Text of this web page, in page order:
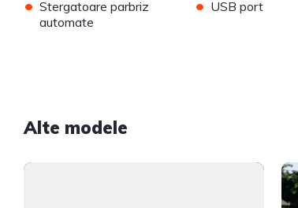
• Stergatoare parbriz
automate
• USB port
Alte modele